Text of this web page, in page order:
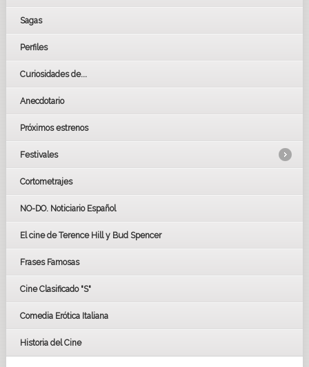
Sagas
Perfiles
Curiosidades de...
Anecdotario
Próximos estrenos
Festivales
LOS OSCARS
GOYAS
BAFTA
Cortometrajes
NO-DO. Noticiario Español
El cine de Terence Hill y Bud Spencer
Frases Famosas
Cine Clasificado "S"
Comedia Erótica Italiana
Historia del Cine